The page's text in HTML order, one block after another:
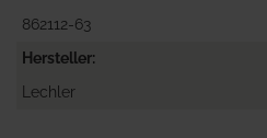
862112-63
Hersteller
Lechler